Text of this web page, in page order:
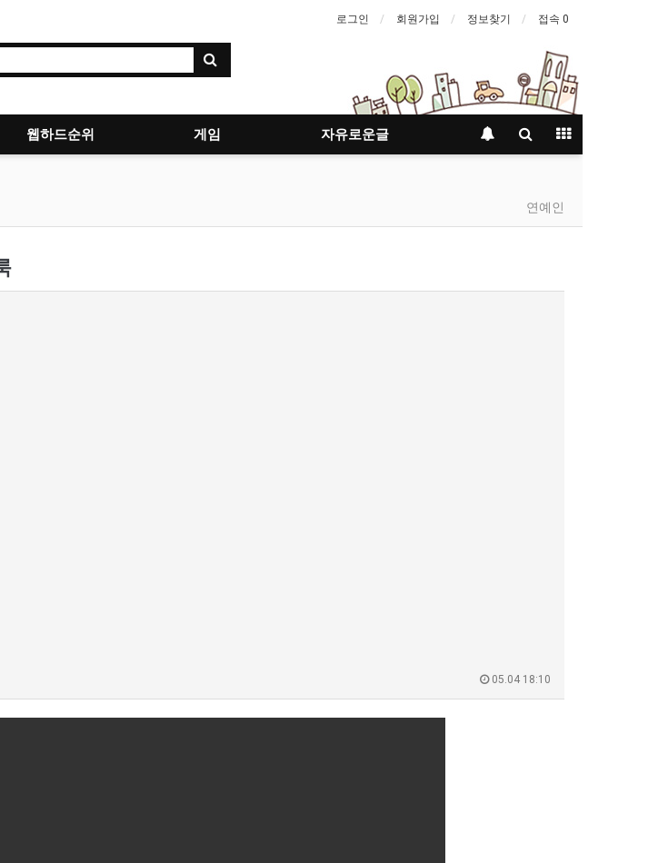
로그인 회원가입 정보찾기 접속 0
웹하드순위 게임 자유로운글
연예인
05.04 18:10